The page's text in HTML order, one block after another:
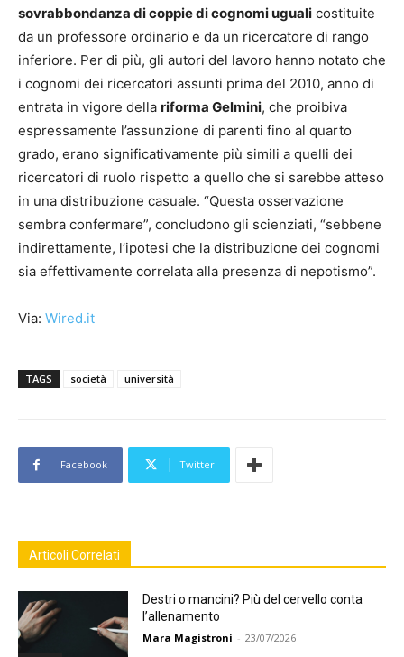
sovrabbondanza di coppie di cognomi uguali costituite
da un professore ordinario e da un ricercatore di rango
inferiore. Per di più, gli autori del lavoro hanno notato che
i cognomi dei ricercatori assunti prima del 2010, anno di
entrata in vigore della riforma Gelmini, che proibiva
espressamente l’assunzione di parenti fino al quarto
grado, erano significativamente più simili a quelli dei
ricercatori di ruolo rispetto a quello che si sarebbe atteso
in una distribuzione casuale. “Questa osservazione
sembra confermare”, concludono gli scienziati, “sebbene
indirettamente, l’ipotesi che la distribuzione dei cognomi
sia effettivamente correlata alla presenza di nepotismo”.
Via: Wired.it
TAGS società università
Facebook Twitter
Articoli Correlati
Destri o mancini? Più del cervello conta
l’allenamento
Mara Magistroni - 23/07/2026